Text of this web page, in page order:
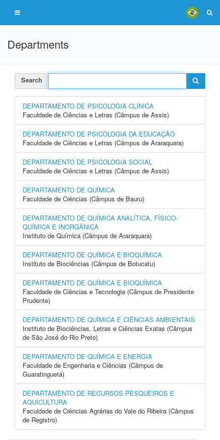
Departments
Search
DEPARTAMENTO DE PSICOLOGIA CLÍNICA
Faculdade de Ciências e Letras (Câmpus de Assis)
DEPARTAMENTO DE PSICOLOGIA DA EDUCAÇÃO
Faculdade de Ciências e Letras (Câmpus de Araraquara)
DEPARTAMENTO DE PSICOLOGIA SOCIAL
Faculdade de Ciências e Letras (Câmpus de Assis)
DEPARTAMENTO DE QUÍMICA
Faculdade de Ciências (Câmpus de Bauru)
DEPARTAMENTO DE QUÍMICA ANALÍTICA, FÍSICO-
QUÍMICA E INORGÂNICA
Instituto de Química (Câmpus de Araraquara)
DEPARTAMENTO DE QUÍMICA E BIOQUÍMICA
Instituto de Biociências (Câmpus de Botucatu)
DEPARTAMENTO DE QUÍMICA E BIOQUÍMICA
Faculdade de Ciências e Tecnologia (Câmpus de Presidente
Prudente)
DEPARTAMENTO DE QUÍMICA E CIÊNCIAS AMBIENTAIS
Instituto de Biociências, Letras e Ciências Exatas (Câmpus
de São José do Rio Preto)
DEPARTAMENTO DE QUÍMICA E ENERGIA
Faculdade de Engenharia e Ciências (Câmpus de
Guaratinguetá)
DEPARTAMENTO DE RECURSOS PESQUEIROS E
AQUICULTURA
Faculdade de Ciências Agrárias do Vale do Ribeira (Câmpus
de Registro)